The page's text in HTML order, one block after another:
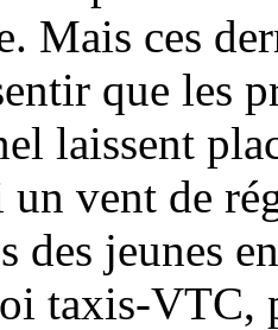
Mais ces
que les
laissent
un vent de
des jeunes
taxis-VTC,